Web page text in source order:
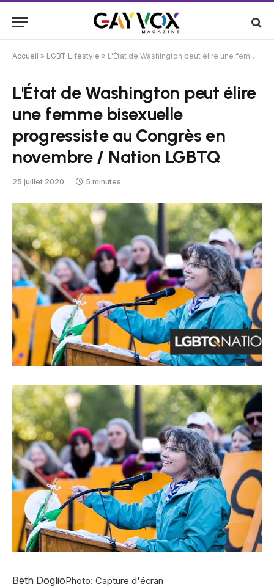
Accueil » LGBT Lifestyle » L'État de Washington peut élire une femme bisexuelle progressiste au Congrès en novembre / Nation LGBTQ
L'État de Washington peut élire
une femme bisexuelle
progressiste au Congrès en
novembre / Nation LGBTQ
25 juillet 2020 5 minutes
Beth DoglioPhoto: Capture d'écran